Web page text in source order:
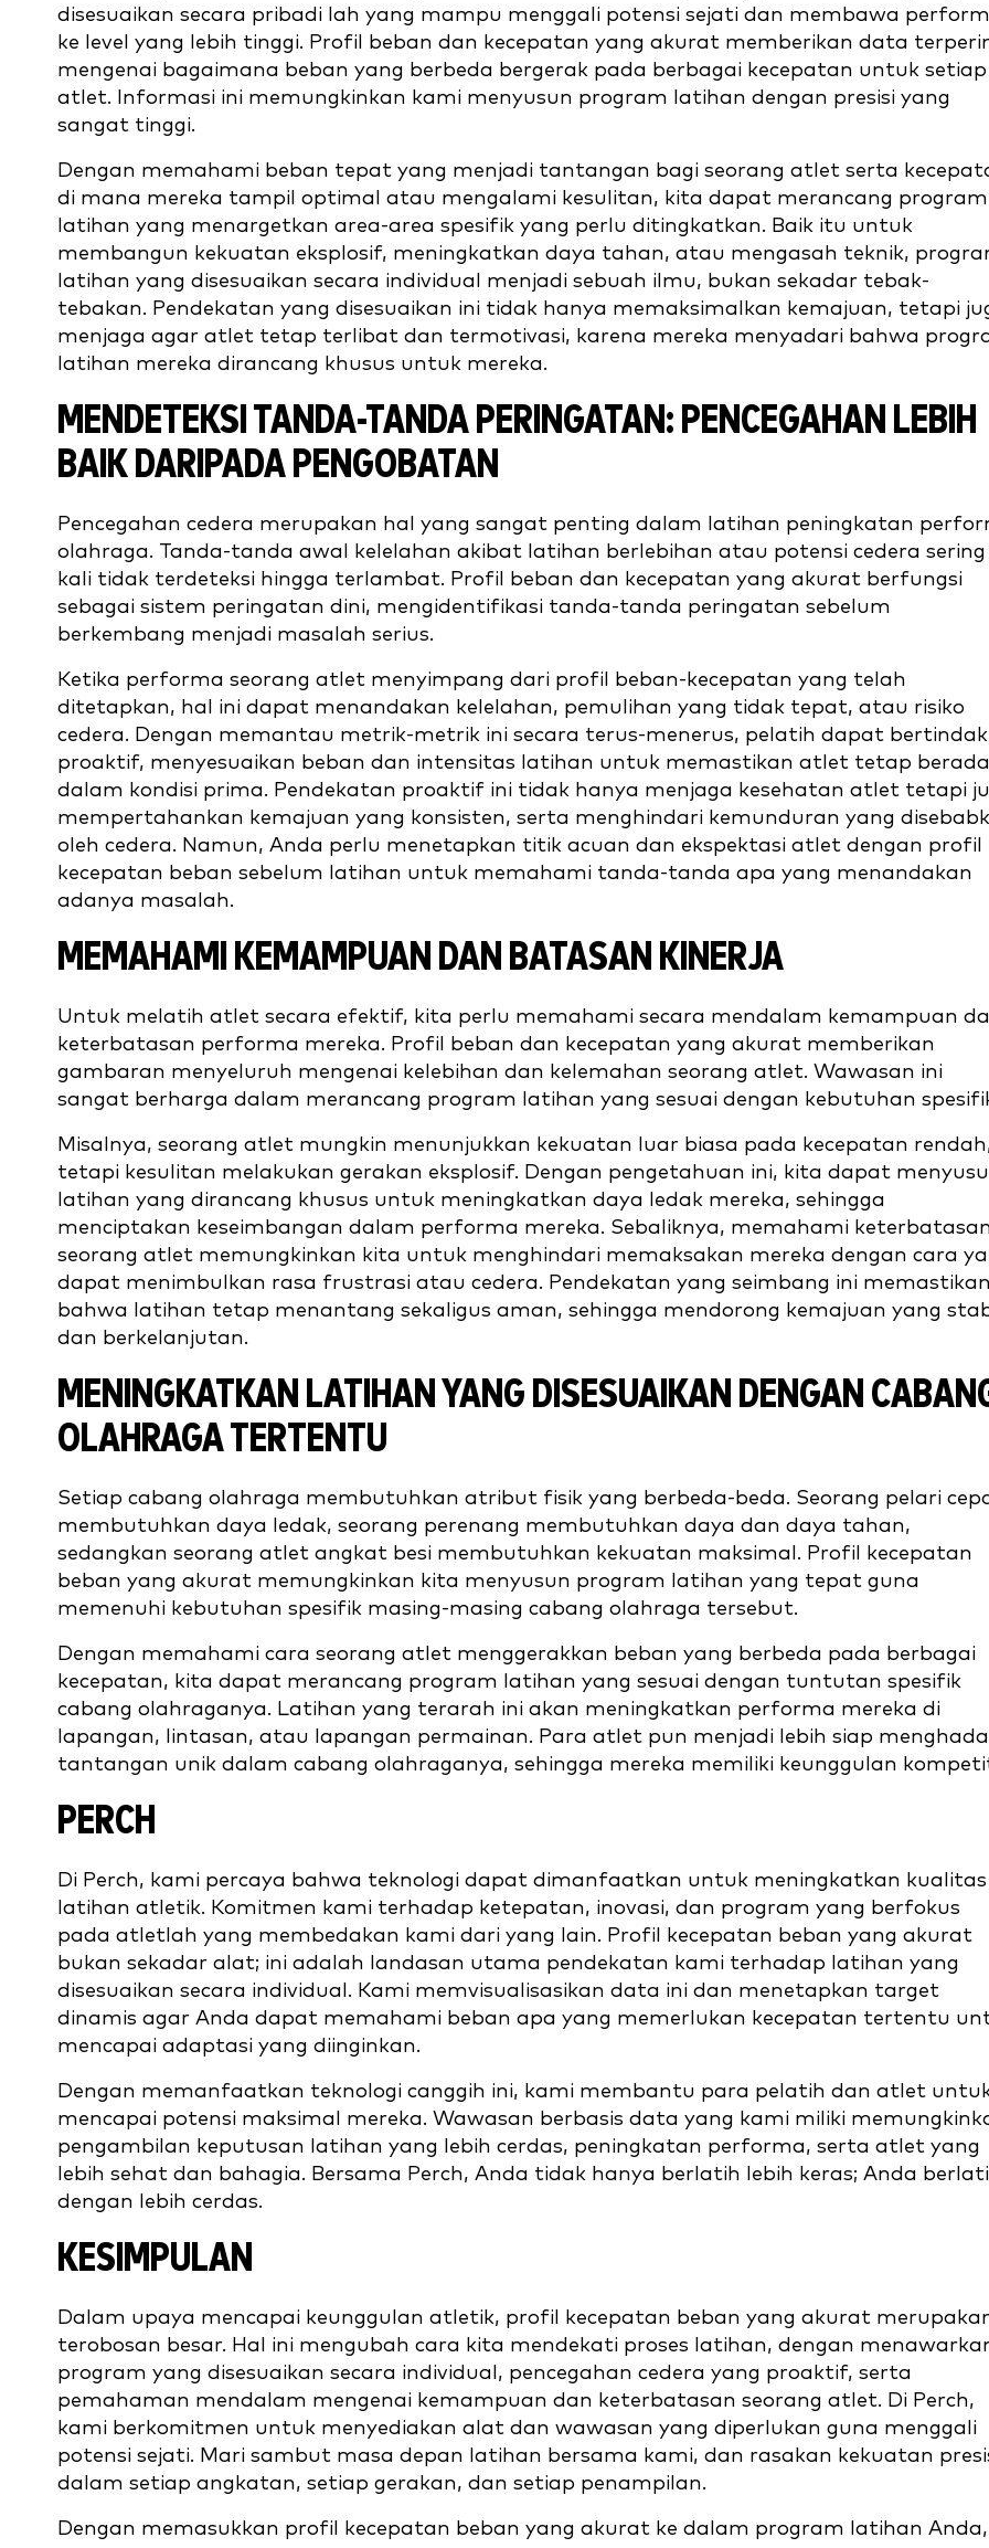
disesuaikan secara pribadi lah yang mampu menggali potensi sejati dan membawa
ke level yang lebih tinggi. Profil beban dan kecepatan yang akurat memberikan data
mengenai bagaimana beban yang berbeda bergerak pada berbagai kecepatan untuk setiap
atlet. Informasi ini memungkinkan kami menyusun program latihan dengan presisi yang
sangat tinggi.
Dengan memahami beban tepat yang menjadi tantangan bagi seorang atlet serta
di mana mereka tampil optimal atau mengalami kesulitan, kita dapat merancang program
latihan yang menargetkan area-area spesifik yang perlu ditingkatkan. Baik itu untuk
membangun kekuatan eksplosif, meningkatkan daya tahan, atau mengasah teknik,
latihan yang disesuaikan secara individual menjadi sebuah ilmu, bukan sekadar tebak-
tebakan. Pendekatan yang disesuaikan ini tidak hanya memaksimalkan kemajuan, tetapi
menjaga agar atlet tetap terlibat dan termotivasi, karena mereka menyadari bahwa
latihan mereka dirancang khusus untuk mereka.
MENDETEKSI TANDA-TANDA PERINGATAN: PENCEGAHAN LEBIH
BAIK DARIPADA PENGOBATAN
Pencegahan cedera merupakan hal yang sangat penting dalam latihan peningkatan
olahraga. Tanda-tanda awal kelelahan akibat latihan berlebihan atau potensi cedera sering
kali tidak terdeteksi hingga terlambat. Profil beban dan kecepatan yang akurat berfungsi
sebagai sistem peringatan dini, mengidentifikasi tanda-tanda peringatan sebelum
berkembang menjadi masalah serius.
Ketika performa seorang atlet menyimpang dari profil beban-kecepatan yang telah
ditetapkan, hal ini dapat menandakan kelelahan, pemulihan yang tidak tepat, atau risiko
cedera. Dengan memantau metrik-metrik ini secara terus-menerus, pelatih dapat bertindak
proaktif, menyesuaikan beban dan intensitas latihan untuk memastikan atlet tetap berada
dalam kondisi prima. Pendekatan proaktif ini tidak hanya menjaga kesehatan atlet tetapi
mempertahankan kemajuan yang konsisten, serta menghindari kemunduran yang
oleh cedera. Namun, Anda perlu menetapkan titik acuan dan ekspektasi atlet dengan profil
kecepatan beban sebelum latihan untuk memahami tanda-tanda apa yang menandakan
adanya masalah.
MEMAHAMI KEMAMPUAN DAN BATASAN KINERJA
Untuk melatih atlet secara efektif, kita perlu memahami secara mendalam kemampuan
keterbatasan performa mereka. Profil beban dan kecepatan yang akurat memberikan
gambaran menyeluruh mengenai kelebihan dan kelemahan seorang atlet. Wawasan ini
sangat berharga dalam merancang program latihan yang sesuai dengan kebutuhan
Misalnya, seorang atlet mungkin menunjukkan kekuatan luar biasa pada kecepatan
tetapi kesulitan melakukan gerakan eksplosif. Dengan pengetahuan ini, kita dapat
latihan yang dirancang khusus untuk meningkatkan daya ledak mereka, sehingga
menciptakan keseimbangan dalam performa mereka. Sebaliknya, memahami
seorang atlet memungkinkan kita untuk menghindari memaksakan mereka dengan cara
dapat menimbulkan rasa frustrasi atau cedera. Pendekatan yang seimbang ini memastikan
bahwa latihan tetap menantang sekaligus aman, sehingga mendorong kemajuan yang
dan berkelanjutan.
MENINGKATKAN LATIHAN YANG DISESUAIKAN DENGAN
OLAHRAGA TERTENTU
Setiap cabang olahraga membutuhkan atribut fisik yang berbeda-beda. Seorang pelari
membutuhkan daya ledak, seorang perenang membutuhkan daya dan daya tahan,
sedangkan seorang atlet angkat besi membutuhkan kekuatan maksimal. Profil kecepatan
beban yang akurat memungkinkan kita menyusun program latihan yang tepat guna
memenuhi kebutuhan spesifik masing-masing cabang olahraga tersebut.
Dengan memahami cara seorang atlet menggerakkan beban yang berbeda pada berbagai
kecepatan, kita dapat merancang program latihan yang sesuai dengan tuntutan spesifik
cabang olahraganya. Latihan yang terarah ini akan meningkatkan performa mereka di
lapangan, lintasan, atau lapangan permainan. Para atlet pun menjadi lebih siap
tantangan unik dalam cabang olahraganya, sehingga mereka memiliki keunggulan
PERCH
Di Perch, kami percaya bahwa teknologi dapat dimanfaatkan untuk meningkatkan kualitas
latihan atletik. Komitmen kami terhadap ketepatan, inovasi, dan program yang berfokus
pada atletlah yang membedakan kami dari yang lain. Profil kecepatan beban yang akurat
bukan sekadar alat; ini adalah landasan utama pendekatan kami terhadap latihan yang
disesuaikan secara individual. Kami memvisualisasikan data ini dan menetapkan target
dinamis agar Anda dapat memahami beban apa yang memerlukan kecepatan tertentu
mencapai adaptasi yang diinginkan.
Dengan memanfaatkan teknologi canggih ini, kami membantu para pelatih dan atlet
mencapai potensi maksimal mereka. Wawasan berbasis data yang kami miliki
pengambilan keputusan latihan yang lebih cerdas, peningkatan performa, serta atlet yang
lebih sehat dan bahagia. Bersama Perch, Anda tidak hanya berlatih lebih keras; Anda
dengan lebih cerdas.
KESIMPULAN
Dalam upaya mencapai keunggulan atletik, profil kecepatan beban yang akurat
terobosan besar. Hal ini mengubah cara kita mendekati proses latihan, dengan
program yang disesuaikan secara individual, pencegahan cedera yang proaktif, serta
pemahaman mendalam mengenai kemampuan dan keterbatasan seorang atlet. Di Perch,
kami berkomitmen untuk menyediakan alat dan wawasan yang diperlukan guna menggali
potensi sejati. Mari sambut masa depan latihan bersama kami, dan rasakan kekuatan
dalam setiap angkatan, setiap gerakan, dan setiap penampilan.
Dengan memasukkan profil kecepatan beban yang akurat ke dalam program latihan Anda,